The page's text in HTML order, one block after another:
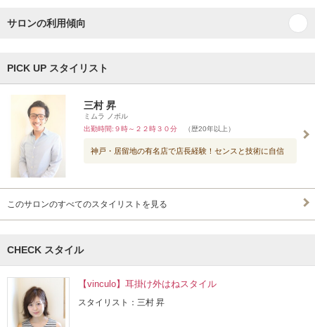
サロンの利用傾向
PICK UP スタイリスト
三村 昇
ミムラ ノボル
出勤時間:９時～２２時３０分
（歴20年以上）
神戸・居留地の有名店で店長経験！センスと技術に自信
このサロンのすべてのスタイリストを見る
CHECK スタイル
【vinculo】耳掛け外はねスタイル
スタイリスト：三村 昇